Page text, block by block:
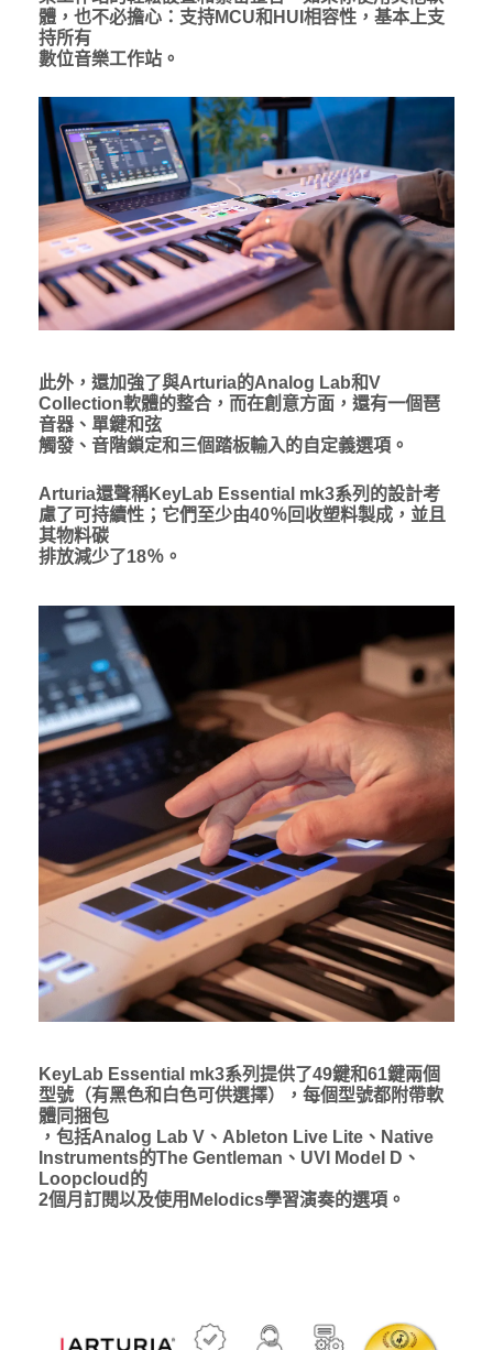
體，也不必擔心：支持MCU和HUI相容性，基本上支
持所有
數位音樂工作站。
此外，還加強了與Arturia的Analog Lab和V
Collection軟體的整合，而在創意方面，還有一個琶
音器、單鍵和弦
觸發、音階鎖定和三個踏板輸入的自定義選項。
Arturia還聲稱KeyLab Essential mk3系列的設計考
慮了可持續性；它們至少由40％回收塑料製成，並且
其物料碳
排放減少了18％。
KeyLab Essential mk3系列提供了49鍵和61鍵兩個
型號（有黑色和白色可供選擇），每個型號都附帶軟
體同捆包
，包括Analog Lab V、Ableton Live Lite、Native
Instruments的The Gentleman、UVI Model D、
Loopcloud的
2個月訂閱以及使用Melodics學習演奏的選項。